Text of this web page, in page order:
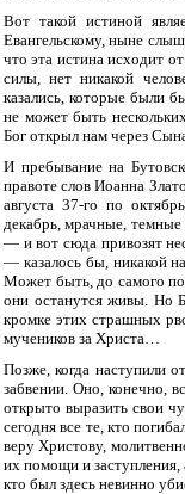
Вот такой истиной
Евангельскому, ныне
что эта истина исходит
силы, нет никакой
казались, которые были
не может быть
Бог открыл нам через
И пребывание на
правоте слов Иоанна
августа 37-го по
декабрь, мрачные,
— и вот сюда привозят
— казалось бы, никакой
Может быть, до самого
они останутся живы. Но
кромке этих страшных
мучеников за Христа…
Позже, когда наступили
забвении. Оно, конечно,
открыто выразить свои
сегодня все те, кто
веру Христову,
их помощи и заступления,
кто был здесь невинно